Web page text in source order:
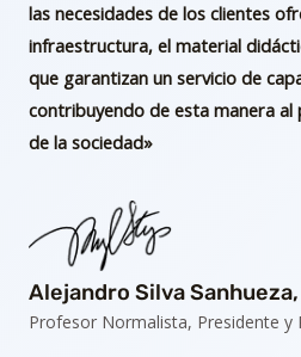
las necesidades de los clientes
infraestructura, el material
que garantizan un servicio de
contribuyendo de esta manera
de la sociedad»
Alejandro Silva Sanhueza,
Profesor Normalista, Presidente y